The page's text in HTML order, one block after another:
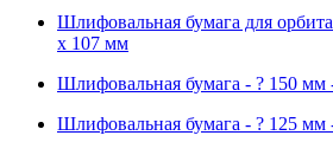
Шлифовальная бумага для
х 107 мм
Шлифовальная бумага - ? 150 мм
Шлифовальная бумага - ? 125 мм